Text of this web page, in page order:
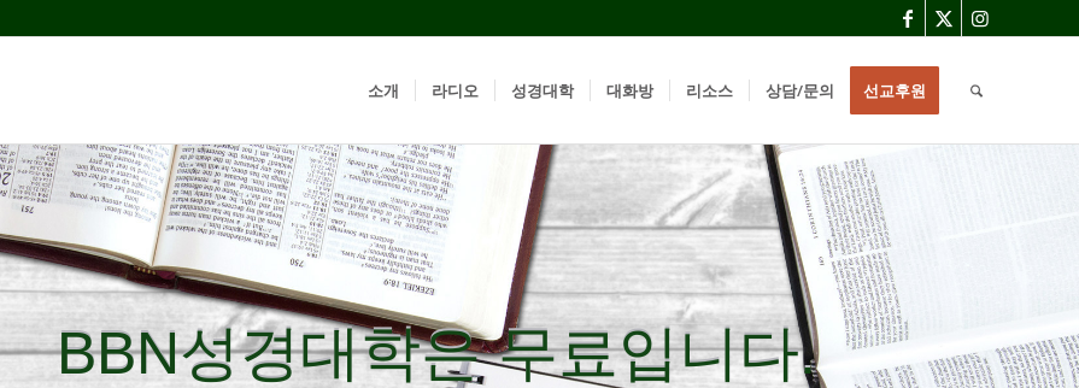
소개 라디오 성경대학 대화방 리소스 상담/문의 선교후원
BBN성경대학은 무료입니다.
BBN성경대학은 무료입니다.